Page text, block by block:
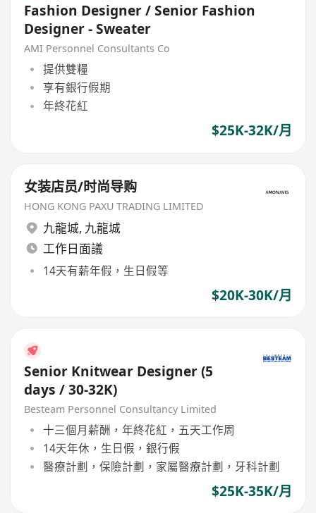
Fashion Designer / Senior Fashion
Designer - Sweater
AMI Personnel Consultants Co
提供雙糧
享有銀行假期
年終花紅
$25K-32K/月
女装店员/时尚导购
HONG KONG PAXU TRADING LIMITED
九龍城, 九龍城
工作日面議
14天有薪年假，生日假等
$20K-30K/月
Senior Knitwear Designer (5
days / 30-32K)
Besteam Personnel Consultancy Limited
十三個月薪酬，年終花紅，五天工作周
14天年休，生日假，銀行假
醫療計劃，保險計劃，家屬醫療計劃，牙科計劃
$25K-35K/月